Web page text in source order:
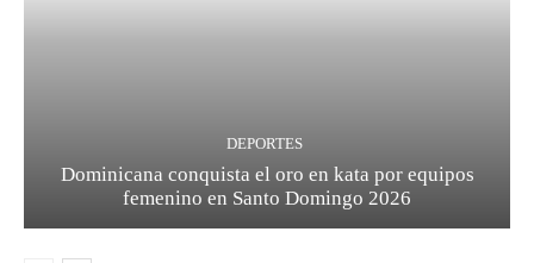
DEPORTES
Dominicana conquista el oro en kata por equipos
femenino en Santo Domingo 2026